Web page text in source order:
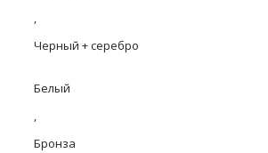
,
Черный + серебро
Белый
,
Бронза